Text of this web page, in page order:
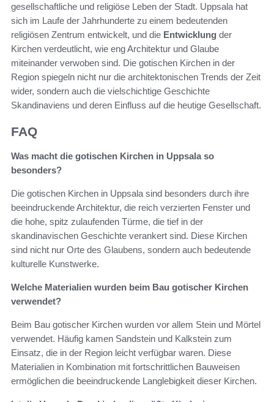
gesellschaftliche und religiöse Leben der Stadt. Uppsala hat
sich im Laufe der Jahrhunderte zu einem bedeutenden
religiösen Zentrum entwickelt, und die Entwicklung der
Kirchen verdeutlicht, wie eng Architektur und Glaube
miteinander verwoben sind. Die gotischen Kirchen in der
Region spiegeln nicht nur die architektonischen Trends der Zeit
wider, sondern auch die vielschichtige Geschichte
Skandinaviens und deren Einfluss auf die heutige Gesellschaft.
FAQ
Was macht die gotischen Kirchen in Uppsala so
besonders?
Die gotischen Kirchen in Uppsala sind besonders durch ihre
beeindruckende Architektur, die reich verzierten Fenster und
die hohe, spitz zulaufenden Türme, die tief in der
skandinavischen Geschichte verankert sind. Diese Kirchen
sind nicht nur Orte des Glaubens, sondern auch bedeutende
kulturelle Kunstwerke.
Welche Materialien wurden beim Bau gotischer Kirchen
verwendet?
Beim Bau gotischer Kirchen wurden vor allem Stein und Mörtel
verwendet. Häufig kamen Sandstein und Kalkstein zum
Einsatz, die in der Region leicht verfügbar waren. Diese
Materialien in Kombination mit fortschrittlichen Bauweisen
ermöglichen die beeindruckende Langlebigkeit dieser Kirchen.